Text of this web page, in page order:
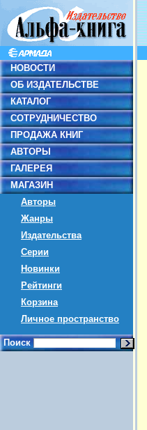
НОВОСТИ
ОБ ИЗДАТЕЛЬСТВЕ
КАТАЛОГ
СОТРУДНИЧЕСТВО
ПРОДАЖА КНИГ
АВТОРЫ
ГАЛЕРЕЯ
МАГАЗИН
Авторы
Жанры
Издательства
Серии
Новинки
Рейтинги
Корзина
Личное пространство
Поиск